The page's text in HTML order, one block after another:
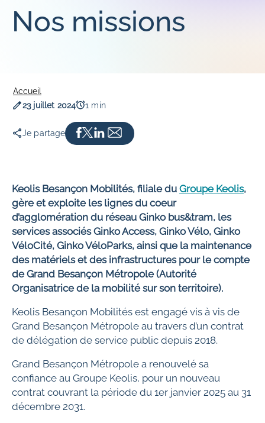
Innovation
NOS PARTENAIRES
Culture et éducation
Sport
Nos engagements pour nos collaborateurs
Nous rejoindre
Nos missions
Accueil
Date de publication
23 juillet 2024
Temps de lecture 1 min
Je partage
Keolis Besançon Mobilités, filiale du Groupe Keolis,
gère et exploite les lignes du coeur
d’agglomération du réseau Ginko bus&tram, les
services associés Ginko Access, Ginko Vélo, Ginko
VéloCité, Ginko VéloParks, ainsi que la maintenance
des matériels et des infrastructures pour le compte
de Grand Besançon Métropole (Autorité
Organisatrice de la mobilité sur son territoire).
Keolis Besançon Mobilités est engagé vis à vis de
Grand Besançon Métropole au travers d’un contrat
de délégation de service public depuis 2018.
Grand Besançon Métropole a renouvelé sa
confiance au Groupe Keolis, pour un nouveau
contrat couvrant la période du 1er janvier 2025 au 31
décembre 2031.